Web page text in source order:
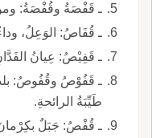
ـ قَفْصَةُ وقُفْصَةُ:
ـ قُفَاصُ: الوَعِلُ،
ـ قَفِيْصُ: عِيانُ
ـ قَفُوْصُ وقُفُوصُ:
طَيِّبَةُ الرائحةِ.
ـ قُفْصُ: جَبَلٌ